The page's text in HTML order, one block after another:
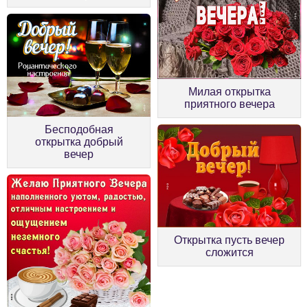
Бесподобная
открытка добрый
вечер
Милая открытка
приятного вечера
Открытка пусть вечер
сложится